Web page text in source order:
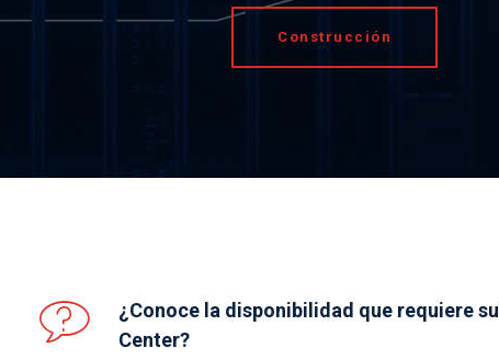
Construcción
¿Conoce la disponibilidad que requiere
Center?